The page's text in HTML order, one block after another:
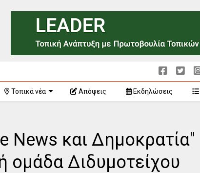
Τοπικά νέα Απόψεις Εκδηλώσεις
News και Δημοκρατία"
ομάδα Διδυμοτείχου